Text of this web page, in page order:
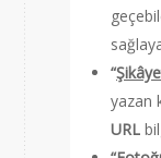
“
yazan
URL